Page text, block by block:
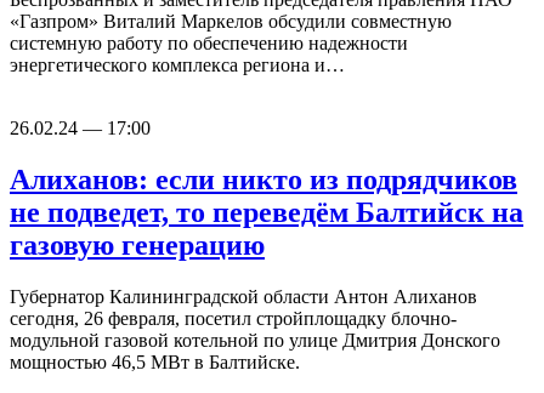
«Газпром» Виталий Маркелов обсудили совместную
системную работу по обеспечению надежности
энергетического комплекса региона и…
26.02.24 — 17:00
Алиханов: если никто из подрядчиков
не подведет, то переведём Балтийск на
газовую генерацию
Губернатор Калининградской области Антон Алиханов
сегодня, 26 февраля, посетил стройплощадку блочно-
модульной газовой котельной по улице Дмитрия Донского
мощностью 46,5 МВт в Балтийске.